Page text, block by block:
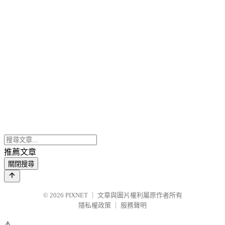
推薦文章
關閉搜尋
© 2026 PIXNET
文章與圖片權利屬原作者所有
隱私權政策
服務聲明